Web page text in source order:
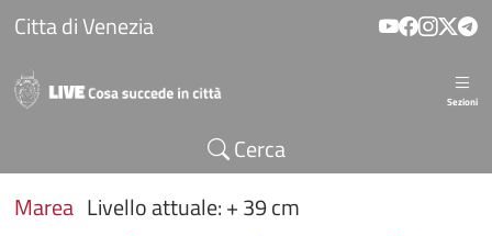
Salta al contenuto principale
Citta di Venezia
Sezioni
Cerca
Marea Livello attuale: + 39 cm